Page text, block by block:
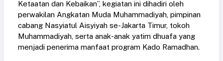
Ketaatan dan Kebaikan”, kegiatan ini dihadiri oleh
perwakilan Angkatan Muda Muhammadiyah, pimpinan
cabang Nasyiatul Aisyiyah se-Jakarta Timur, tokoh
Muhammadiyah, serta anak-anak yatim dhuafa yang
menjadi penerima manfaat program Kado Ramadhan.